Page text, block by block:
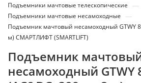
Подъемники мачтовые телескопические —
Подъемники мачтовые несамоходные —
Подъемник мачтовый несамоходный GTWY
м) СМАРТЛИФТ (SMARTLIFT)
Подъемник
несамоходный GTWY